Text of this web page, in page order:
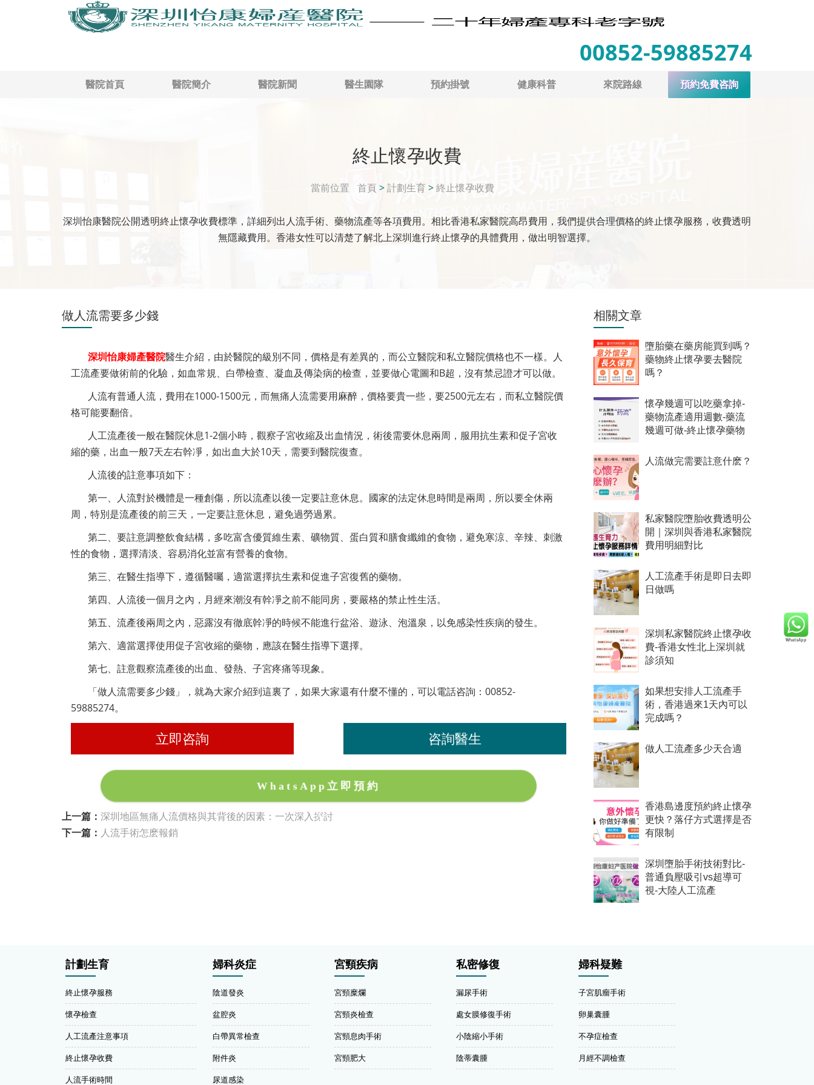
00852-59885274
醫院首頁 醫院簡介 醫院新聞 醫生園隊 預約掛號 健康科普 來院路線 預約免費咨詢
終止懷孕收費
當前位置 首頁 >計劃生育>終止懷孕收費
深圳怡康醫院公開透明終止懷孕收費標準，詳細列出人流手術、藥物流產等各項費用。相比香港私家醫院高昂費用，我們提供合理價格的終止懷孕服務，收費透明
無隱藏費用。香港女性可以清楚了解北上深圳進行終止懷孕的具體費用，做出明智選擇。
做人流需要多少錢
深圳怡康婦產醫院醫生介紹，由於醫院的級別不同，價格是有差異的，而公立醫院和私立醫院價格也不一樣。人
工流產要做術前的化驗，如血常規、白帶檢查、凝血及傳染病的檢查，並要做心電圖和B超，沒有禁忌證才可以做。
人流有普通人流，費用在1000-1500元，而無痛人流需要用麻醉，價格要貴一些，要2500元左右，而私立醫院價
格可能要翻倍。
人工流產後一般在醫院休息1-2個小時，觀察子宮收縮及出血情況，術後需要休息兩周，服用抗生素和促子宮收
縮的藥，出血一般7天左右幹凈，如出血大於10天，需要到醫院復查。
人流後的註意事項如下：
第一、人流對於機體是一種創傷，所以流產以後一定要註意休息。國家的法定休息時間是兩周，所以要全休兩
周，特別是流產後的前三天，一定要註意休息，避免過勞過累。
第二、要註意調整飲食結構，多吃富含優質維生素、礦物質、蛋白質和膳食纖維的食物，避免寒涼、辛辣、刺激
性的食物，選擇清淡、容易消化並富有營養的食物。
第三、在醫生指導下，遵循醫囑，適當選擇抗生素和促進子宮復舊的藥物。
第四、人流後一個月之內，月經來潮沒有幹凈之前不能同房，要嚴格的禁止性生活。
第五、流產後兩周之內，惡露沒有徹底幹凈的時候不能進行盆浴、遊泳、泡溫泉，以免感染性疾病的發生。
第六、適當選擇使用促子宮收縮的藥物，應該在醫生指導下選擇。
第七、註意觀察流產後的出血、發熱、子宮疼痛等現象。
「做人流需要多少錢」，就為大家介紹到這裏了，如果大家還有什麼不懂的，可以電話咨詢：00852-
59885274。
立即咨詢 咨詢醫生
WhatsApp立即預約
上一篇： 深圳地區無痛人流價格與其背後的因素：一次深入探討
下一篇： 人流手術怎麽報銷
相關文章
墮胎藥在藥房能買到嗎？
藥物終止懷孕要去醫院
嗎？
懷孕幾週可以吃藥拿掉-
藥物流產適用週數-藥流
幾週可做-終止懷孕藥物
人流做完需要註意什麽？
私家醫院墮胎收費透明公
開｜深圳與香港私家醫院
費用明細對比
人工流產手術是即日去即
日做嗎
深圳私家醫院終止懷孕收
費-香港女性北上深圳就
診須知
如果想安排人工流產手
術，香港過來1天內可以
完成嗎？
做人工流產多少天合適
香港島邊度預約終止懷孕
更快？落仔方式選擇是否
有限制
深圳墮胎手術技術對比-
普通負壓吸引vs超導可
視-大陸人工流產
計劃生育
終止懷孕服務
懷孕檢查
人工流產注意事項
終止懷孕收費
人流手術時間
婦科炎症
陰道發炎
盆腔炎
白帶異常檢查
附件炎
尿道感染
宮頸疾病
宮頸糜爛
宮頸炎檢查
宮頸息肉手術
宮頸肥大
私密修復
漏尿手術
處女膜修復手術
小陰縮小手術
陰蒂囊腫
婦科疑難
子宮肌瘤手術
卵巢囊腫
不孕症檢查
月經不調檢查